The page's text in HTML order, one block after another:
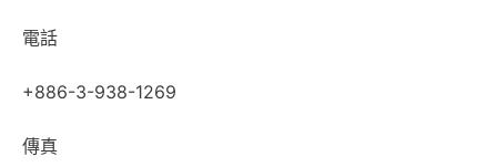
電話
+886-3-938-1269
傳真